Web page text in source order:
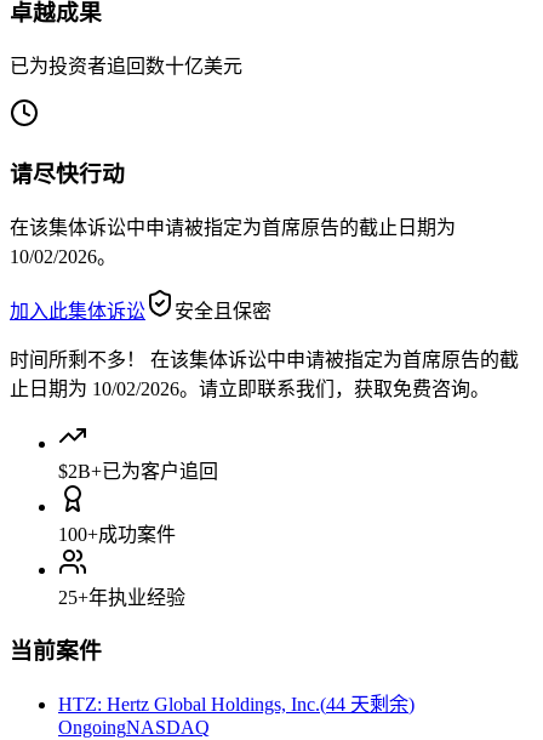
卓越成果
已为投资者追回数十亿美元
请尽快行动
在该集体诉讼中申请被指定为首席原告的截止日期为
10/02/2026。
加入此集体诉讼 安全且保密
时间所剩不多！
在该集体诉讼中申请被指定为首席原告的截
止日期为 10/02/2026。请立即联系我们，获取免费咨询。
$2B+已为客户追回
100+成功案件
25+年执业经验
当前案件
HTZ: Hertz Global Holdings, Inc.(44 天剩余)
OngoingNASDAQ